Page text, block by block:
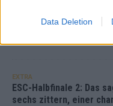
Data Deletion
war solide, aber kein
EXTRA
ESC-Halbfinale 2: Das
sechs zittern, einer